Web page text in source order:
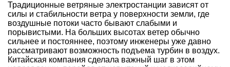
Традиционные ветряные электростанции зависят от
силы и стабильности ветра у поверхности земли, где
воздушные потоки часто бывают слабыми и
порывистыми. На больших высотах ветер обычно
сильнее и постояннее, поэтому инженеры уже давно
рассматривают возможность подъема турбин в воздух.
Китайская компания сделала важный шаг в этом